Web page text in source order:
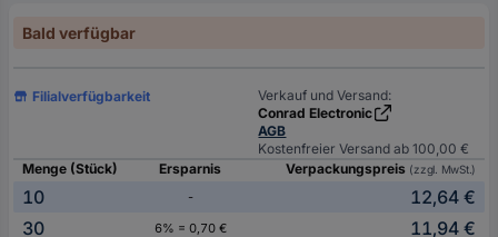
Bald verfügbar
Filialverfügbarkeit
Verkauf und Versand:
Conrad Electronic
AGB
Kostenfreier Versand ab 100,00 €
Menge (Stück)
Ersparnis Verpackungspreis (zzgl. MwSt.)
10 -
12,64 €
30
6% = 0,70 €
11,94 €